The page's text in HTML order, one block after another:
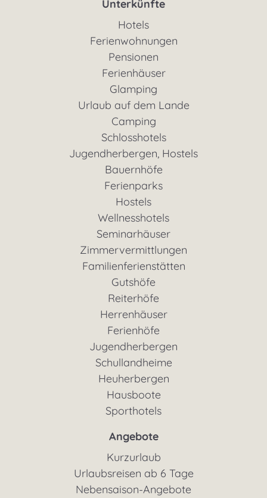
Unterkünfte
Hotels
Ferienwohnungen
Pensionen
Ferienhäuser
Glamping
Urlaub auf dem Lande
Camping
Schlosshotels
Jugendherbergen, Hostels
Bauernhöfe
Ferienparks
Hostels
Wellnesshotels
Seminarhäuser
Zimmervermittlungen
Familienferienstätten
Gutshöfe
Reiterhöfe
Herrenhäuser
Ferienhöfe
Jugendherbergen
Schullandheime
Heuherbergen
Hausboote
Sporthotels
Angebote
Kurzurlaub
Urlaubsreisen ab 6 Tage
Nebensaison-Angebote